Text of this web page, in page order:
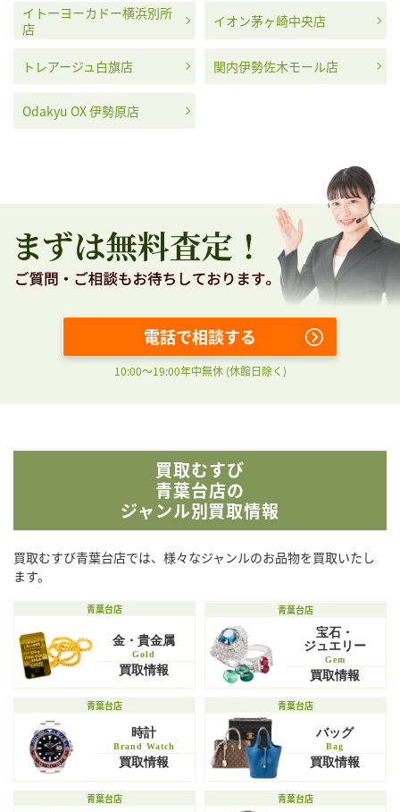
イトーヨーカドー横浜別所
店
イオン茅ヶ崎中央店
トレアージュ白旗店 関内伊勢佐木モール店
Odakyu OX 伊勢原店
電話で相談する
10:00〜19:00年中無休 (休館日除く)
買取むすび
青葉台店の
ジャンル別買取情報
買取むすび青葉台店では、様々なジャンルのお品物を買取いたし
ます。
青葉台店
金・貴金属
Gold
買取情報
青葉台店
宝石・
ジュエリー
Gem
買取情報
青葉台店
時計
Brand Watch
買取情報
青葉台店
バッグ
Bag
買取情報
青葉台店 青葉台店